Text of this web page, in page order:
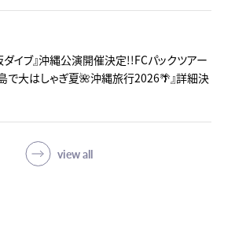
view all
ダイブ』沖縄公演開催決定!!FCパックツアー
で大はしゃぎ夏🌺沖縄旅行2026🌴』詳細決